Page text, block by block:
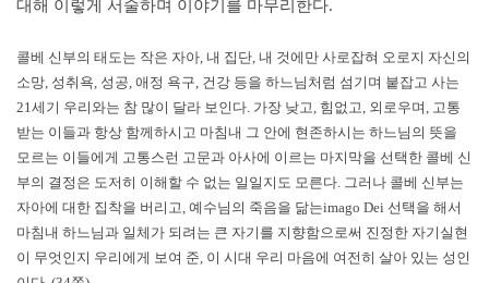
대해 이렇게 서술하며 이야기를 마무리한다.
콜베 신부의 태도는 작은 자아, 내 집단, 내 것에만 사로잡혀 오로지 자신의
소망, 성취욕, 성공, 애정 욕구, 건강 등을 하느님처럼 섬기며 붙잡고 사는
21세기 우리와는 참 많이 달라 보인다. 가장 낮고, 힘없고, 외로우며, 고통
받는 이들과 항상 함께하시고 마침내 그 안에 현존하시는 하느님의 뜻을
모르는 이들에게 고통스런 고문과 아사에 이르는 마지막을 선택한 콜베 신
부의 결정은 도저히 이해할 수 없는 일일지도 모른다. 그러나 콜베 신부는
자아에 대한 집착을 버리고, 예수님의 죽음을 닮는imago Dei 선택을 해서
마침내 하느님과 일체가 되려는 큰 자기를 지향함으로써 진정한 자기실현
이 무엇인지 우리에게 보여 준, 이 시대 우리 마음에 여전히 살아 있는 성인